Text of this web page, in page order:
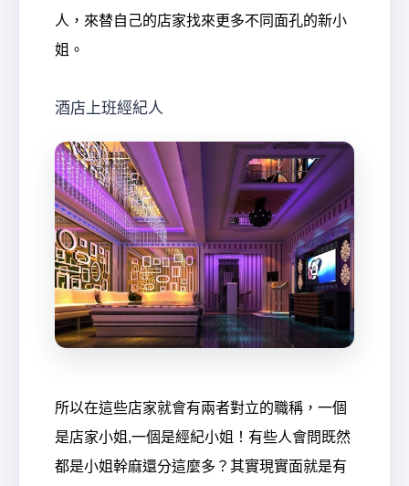
人，來替自己的店家找來更多不同面孔的新小
姐。
酒店上班經紀人
所以在這些店家就會有兩者對立的職稱，一個
是店家小姐,一個是經紀小姐！有些人會問既然
都是小姐幹麻還分這麼多？其實現實面就是有